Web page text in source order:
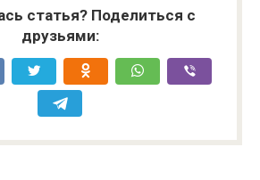
статья? Поделиться с
друзьями: